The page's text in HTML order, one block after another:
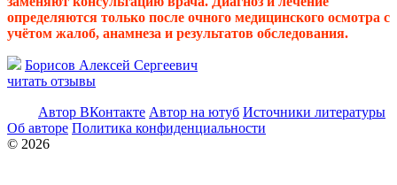
определяются только после очного медицинского осмотра с
учётом жалоб, анамнеза и результатов обследования.
Борисов Алексей Сергеевич
читать отзывы
Автор ВКонтакте Автор на ютуб Источники литературы
Об авторе Политика конфиденциальности
© 2026